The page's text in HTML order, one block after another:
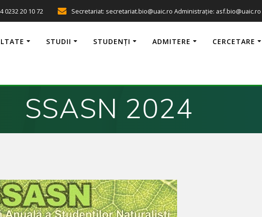
0232 20 10 72 Secretariat: secretariat.bio@uaic.ro Administrație: asf.bio@uaic.ro
STUDII STUDENȚI ADMITERE CERCETARE
SSASN 2024